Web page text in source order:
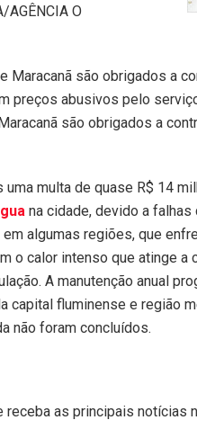
AGÊNCIA O
são obrigados a
multa de quase R$ 14
na cidade, devido a
algumas regiões, que
o calor intenso que atinge a
A manutenção anual
capital fluminense e região
não foram concluídos.
receba as principais notícias